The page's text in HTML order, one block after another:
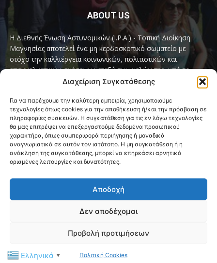
Διαχείριση Συγκατάθεσης
Για να παρέχουμε την καλύτερη εμπειρία, χρησιμοποιούμε
τεχνολογίες όπως cookies για την αποθήκευση ή/και την πρόσβαση σε
πληροφορίες συσκευών. Η συγκατάθεση για τις εν λόγω τεχνολογίες
θα μας επιτρέψει να επεξεργαστούμε δεδομένα προσωπικού
χαρακτήρα, όπως συμπεριφορά περιήγησης ή μοναδικά
αναγνωριστικά σε αυτόν τον ιστότοπο. Η μη συγκατάθεση ή η
ανάκληση της συγκατάθεσης, μπορεί να επηρεάσει αρνητικά
ορισμένες λειτουργίες και δυνατότητες.
Αποδοχή
Δεν αποδέχομαι
Προβολή προτιμήσεων
Πολιτική Cookies
ABOUT US
Η Διεθνής Ένωση Αστυνομικών (I.P.A.) - Τοπική Διοίκηση
Μαγνησίας αποτελεί ένα μη κερδοσκοπικό σωματείο με
στόχο την καλλιέργεια κοινωνικών, πολιτιστικών και
επαγγελματικών σχέσεων μεταξύ των μελών της, υπό το
παγκόσμιο σύνθημα «Servo per Amikeco» (Υπηρετώ δια της
Contact us:ipamagnesia@gmail.com
FOLLOW US
@2026 I.P.A. Magnesia by paggus
Privacy & Terms Page
Επικοινωνία
Ελληνικά ▼